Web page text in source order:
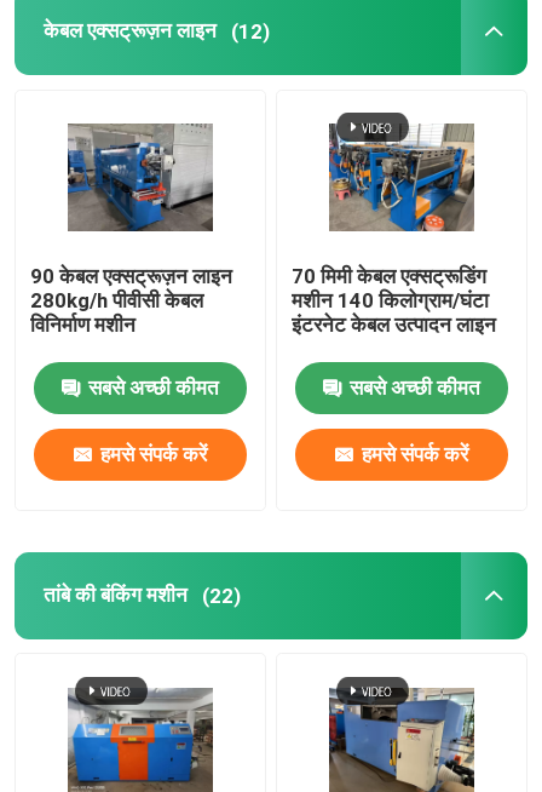
केबल एक्सट्रूज़न लाइन (12)
90 केबल एक्सट्रूज़न लाइन
280kg/h पीवीसी केबल
विनिर्माण मशीन
सबसे अच्छी कीमत
हमसे संपर्क करें
70 मिमी केबल एक्सट्रूडिंग
मशीन 140 किलोग्राम/घंटा
इंटरनेट केबल उत्पादन लाइन
सबसे अच्छी कीमत
हमसे संपर्क करें
तांबे की बंकिंग मशीन (22)